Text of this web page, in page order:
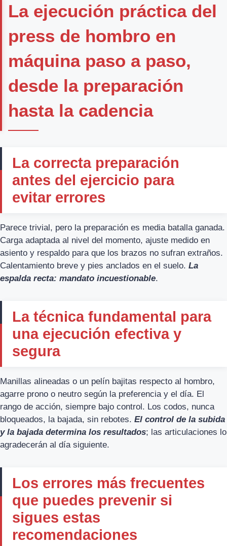
La ejecución práctica del
press de hombro en
máquina paso a paso,
desde la preparación
hasta la cadencia
La correcta preparación
antes del ejercicio para
evitar errores
Parece trivial, pero la preparación es media batalla ganada.
Carga adaptada al nivel del momento, ajuste medido en
asiento y respaldo para que los brazos no sufran extraños.
Calentamiento breve y pies anclados en el suelo. La
espalda recta: mandato incuestionable.
La técnica fundamental para
una ejecución efectiva y
segura
Manillas alineadas o un pelín bajitas respecto al hombro,
agarre prono o neutro según la preferencia y el día. El
rango de acción, siempre bajo control. Los codos, nunca
bloqueados, la bajada, sin rebotes. El control de la subida
y la bajada determina los resultados; las articulaciones lo
agradecerán al día siguiente.
Los errores más frecuentes
que puedes prevenir si
sigues estas
recomendaciones